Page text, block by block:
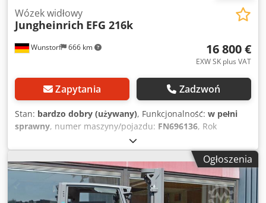
Wunstorf 666 km
Wózek widłowy
Jungheinrich EFG 216k
16 800 €
EXW SK plus VAT
Zapytania Zadzwoń
Stan: bardzo dobry (używany), Funkcjonalność: w pełni
sprawny, numer maszyny/pojazdu: FN696136, Rok
, godziny pracy:4 412 h
wysokość podnoszenia:5 500 mm, wolny skok
podnoszenia:1 800 mm, środek ciężkości ładunku:500
, rodzaj paliwa:elektryczny, typ masztu:triplex,
pojemność baterii:625 Ach, napięcie akumulatora:48 V,
Ogłoszenia